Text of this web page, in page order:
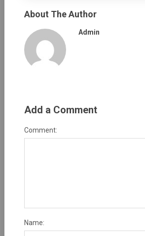
About The Author
Admin
Add a Comment
Comment:
Name: